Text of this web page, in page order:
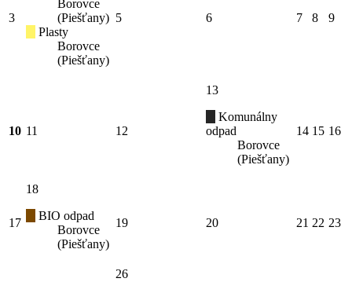
3
Borovce
(Piešťany)
Plasty
Borovce
(Piešťany)
5 6 7 8 9
10 11 12
13
Komunálny
odpad
Borovce
(Piešťany)
14 15 16
17
18
BIO odpad
Borovce
(Piešťany)
19 20 21 22 23
26